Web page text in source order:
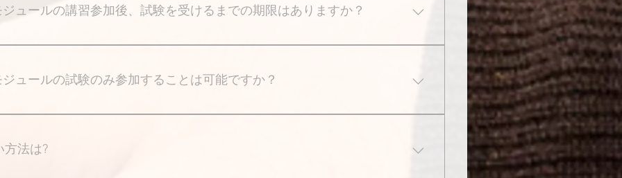
ジュールの講習参加後、試験を受けるまでの期限はありますか？
はございませんので、講習受講後にご予定が合うタイミングで試験
ジュールの試験のみ参加することは可能ですか？
グラムでは資格を取得するためには、必ず講習と試験の両方にご参
致します。
方法は?